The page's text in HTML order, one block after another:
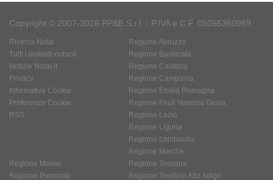
Copyright © 2007-2026 PP&E S.r.l. - P.IVA e C.F. 05055360969
Ricerca Notai
Tutti i distretti notarili
Notizie Notai.it
Privacy
Informativa Cookie
Preferenze Cookie
RSS
Regione Abruzzo
Regione Basilicata
Regione Calabria
Regione Campania
Regione Emilia Romagna
Regione Friuli Venezia Giulia
Regione Lazio
Regione Liguria
Regione Lombardia
Regione Marche
Regione Molise
Regione Piemonte
Regione Toscana
Regione Trentino Alto Adige